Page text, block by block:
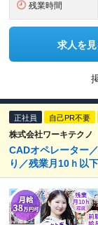
残業時間
求人を見
正社員 自己PR不要
株式会社ワーキテクノ
CADオペレーター
り／残業月10ｈ以